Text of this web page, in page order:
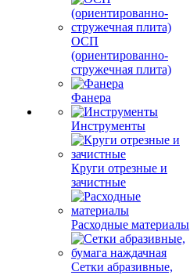
ОСП
(ориентированно-
стружечная плита)
Фанера
Инструменты
Круги отрезные и
зачистные
Расходные материалы
Сетки абразивные,